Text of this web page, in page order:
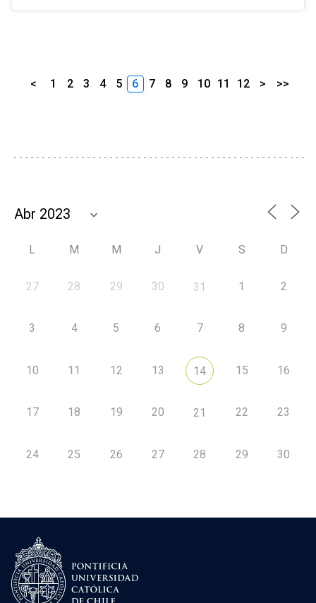
< 1 2 3 4 5 6 7 8 9 10 11 12 > >>
L M M J V S D
27 28 29 30 31 1 2
3 4 5 6 7 8 9
10 11 12 13 14 15 16
17 18 19 20 21 22 23
24 25 26 27 28 29 30